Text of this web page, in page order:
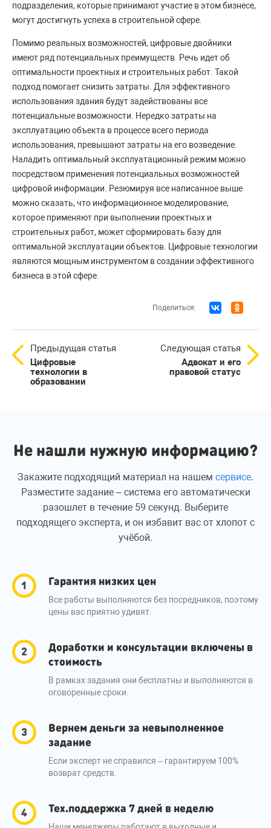
подразделения, которые принимают участие в этом бизнесе,
могут достигнуть успеха в строительной сфере.
Помимо реальных возможностей, цифровые двойники
имеют ряд потенциальных преимуществ. Речь идет об
оптимальности проектных и строительных работ. Такой
подход помогает снизить затраты. Для эффективного
использования здания будут задействованы все
потенциальные возможности. Нередко затраты на
эксплуатацию объекта в процессе всего периода
использования, превышают затраты на его возведение.
Наладить оптимальный эксплуатационный режим можно
посредством применения потенциальных возможностей
цифровой информации. Резюмируя все написанное выше
можно сказать, что информационное моделирование,
которое применяют при выполнении проектных и
строительных работ, может сформировать базу для
оптимальной эксплуатации объектов. Цифровые технологии
являются мощным инструментом в создании эффективного
бизнеса в этой сфере.
Поделиться:
Предыдущая статья
Цифровые
технологии в
образовании
Следующая статья
Адвокат и его
правовой статус
Не нашли нужную информацию?
Закажите подходящий материал на нашем сервисе.
Разместите задание – система его автоматически
разошлет в течение 59 секунд. Выберите
подходящего эксперта, и он избавит вас от хлопот с
учёбой.
Гарантия низких цен
Все работы выполняются без посредников, поэтому
цены вас приятно удивят.
Доработки и консультации включены в
стоимость
В рамках задания они бесплатны и выполняются в
оговоренные сроки.
Вернем деньги за невыполненное
задание
Если эксперт не справился – гарантируем 100%
возврат средств.
Тех.поддержка 7 дней в неделю